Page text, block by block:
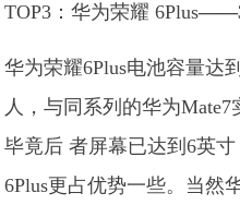
TOP3：华为荣耀 6Plus
华为荣耀6Plus电池容量达
人，与同系列的华为Mate7
毕竟后 者屏幕已达到6英
6Plus更占优势一些。当然